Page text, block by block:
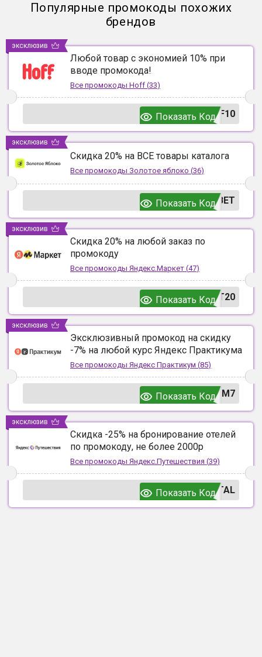
Популярные промокоды похожих
брендов
Любой товар с экономией 10% при
вводе промокода!
Все промокоды Hoff (33)
F10
Показать Код
эксклюзив
Скидка 20% на ВСЕ товары каталога
Все промокоды Золотое яблоко (36)
ВЕТ
Показать Код
эксклюзив
Скидка 20% на любой заказ по
промокоду
Все промокоды Яндекс.Маркет (47)
T20
Показать Код
эксклюзив
Эксклюзивный промокод на скидку
-7% на любой курс Яндекс Практикума
Все промокоды Яндекс Практикум (85)
UM7
Показать Код
эксклюзив
Скидка -25% на бронирование отелей
по промокоду, не более 2000р
Все промокоды Яндекс.Путешествия (39)
TAL
Показать Код
эксклюзив